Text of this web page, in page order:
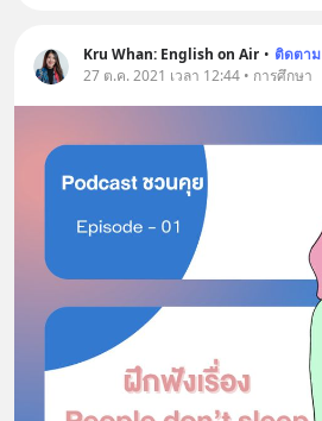
Kru Whan: English on Air • ติดตาม
27 ต.ค. 2021 เวลา 12:44 • การศึกษา